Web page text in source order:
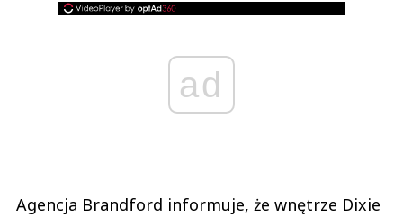
ad
Agencja Brandford informuje, że wnętrze Dixie